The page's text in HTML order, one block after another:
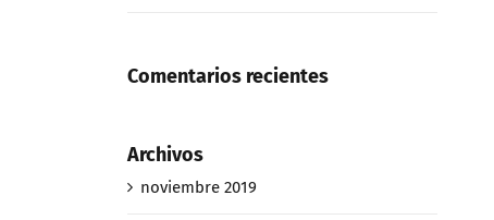
Comentarios recientes
Archivos
noviembre 2019